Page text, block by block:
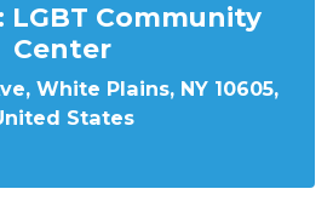
LGBT Community
Center
White Plains, NY 10605,
States